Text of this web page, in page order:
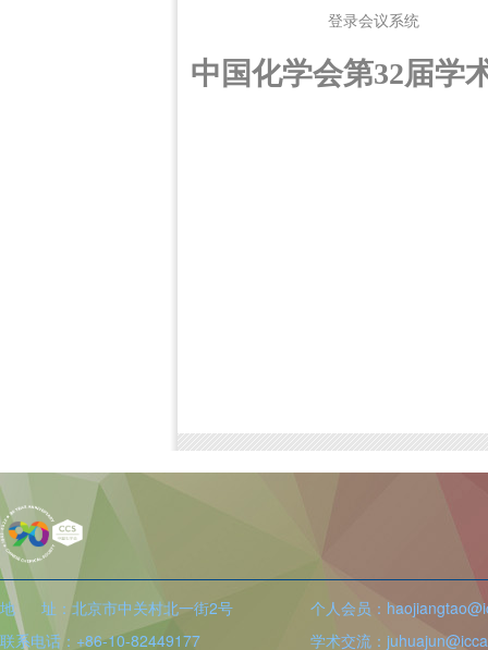
登录会议系统
中国化学会第32届学
地 址：北京市中关村北一街2号
联系电话：+86-10-82449177
个人会员：
学术交流：